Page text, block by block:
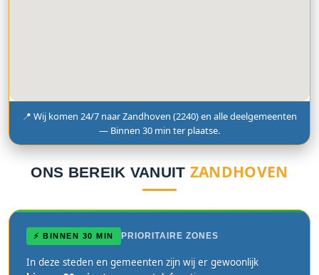
📍 Wij komen 24/7 naar Zandhoven (2240) en alle deelgemeenten
— Binnen 30 min ter plaatse.
ONS BEREIK VANUIT ZANDHOVEN
⚡ BINNEN 30 MIN PRIORITAIRE ZONES
In deze steden en gemeenten zijn wij er gewoonlijk